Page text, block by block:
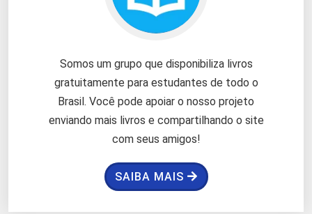
Somos um grupo que disponibiliza livros
gratuitamente para estudantes de todo o
Brasil. Você pode apoiar o nosso projeto
enviando mais livros e compartilhando o site
com seus amigos!
SAIBA MAIS